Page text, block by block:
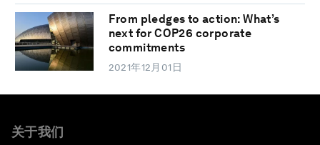
From pledges to action: What’s
next for COP26 corporate
commitments
2021年12月01日
关于我们